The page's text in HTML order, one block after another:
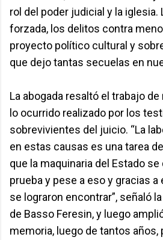
rol del poder judicial y la iglesia.
forzada, los delitos contra
proyecto político cultural y
que dejo tantas secuelas en
La abogada resaltó el trabajo
lo ocurrido realizado por los
sobrevivientes del juicio. “La
en estas causas es una tarea
que la maquinaria del Estado
prueba y pese a eso y gracias
se lograron encontrar”, señaló
de Basso Feresin, y luego
memoria, luego de tantos años,